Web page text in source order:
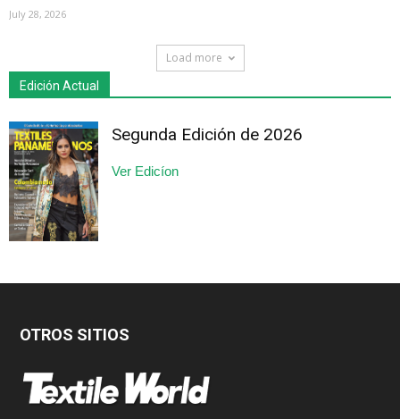
July 28, 2026
Load more
Edición Actual
Segunda Edición de 2026
Ver Edicíon
OTROS SITIOS